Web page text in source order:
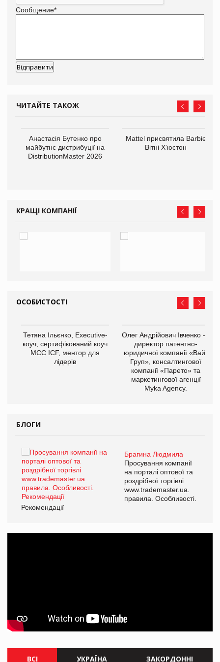
Сообщение*
ЧИТАЙТЕ ТАКОЖ
Анастасія Бутенко про
майбутнє дистрибуції на
DistributionMaster 2026
Mattel присвятила Barbie
Вітні Х'юстон
КРАЩІ КОМПАНІЇ
ОСОБИСТОСТІ
Тетяна Ільєнко, Executive-
коуч, сертифікований коуч
МСС ICF, ментор для
лідерів
Олег Андрійович Івченко —
директор патентно-
юридичної компанії «Вайз
Груп», консалтингової
компанії «Парето» та
маркетингової агенції
Myka Agency.
БЛОГИ
Брагина Людмила
Просування компанії
на порталі оптової та
роздрібної торгівлі
www.trademaster.ua.
правила. Особливості.
Рекомендації
ВСІ УКРАЇНА ЗАКОРДОННІ